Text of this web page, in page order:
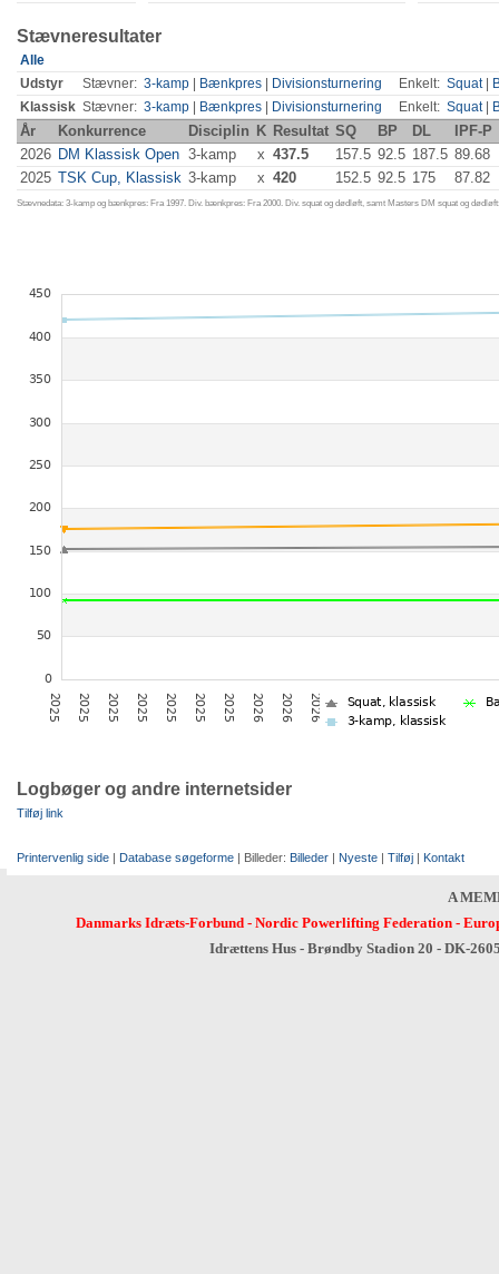
Stævneresultater
Alle
Udstyr
Stævner: 3-kamp Bænkpres Divisionsturnering Enkelt: Squat|
Klassisk Stævner: 3-kamp Bænkpres Divisionsturnering Enkelt: Squat|
År Konkurrence Disciplin K Resultat SQ BP DL
IPF-P
2026 DM Klassisk Open 3-kamp x 437.5 157.5 92.5 187.5 89.68
2025 TSK Cup, Klassisk 3-kamp x 420 152.5 92.5 175 87.82
Stævnedata: 3-kamp og bænkpres: Fra 1997. Div. bænkpres: Fra 2000. Div. squat og dødløft, samt Masters DM squat og
Logbøger og andre internetsider
Tilføj link
Printervenlig side | Database søgeforme | Billeder: Billeder | Nyeste | Tilføj | Kontakt
A
Danmarks Idræts-Forbund- Nordic Powerlifting Federation-
Idrættens Hus - Brøndby Stadion 20 - DK-